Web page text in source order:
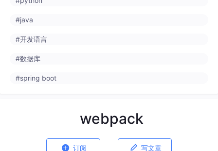
#java
#开发语言
#数据库
#spring boot
webpack
 订阅  写文章